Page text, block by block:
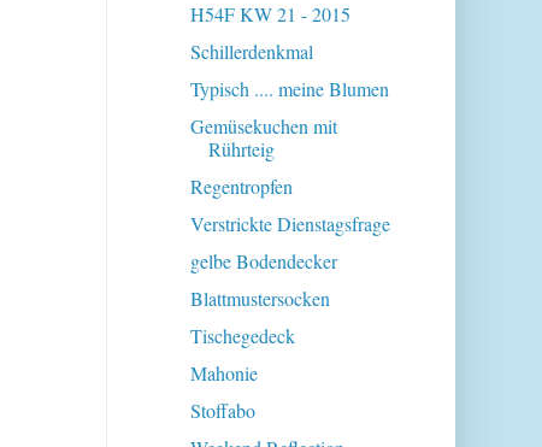
H54F KW 21 - 2015
Schillerdenkmal
Typisch .... meine Blumen
Gemüsekuchen mit
Rührteig
Regentropfen
Verstrickte Dienstagsfrage
gelbe Bodendecker
Blattmustersocken
Tischegedeck
Mahonie
Stoffabo